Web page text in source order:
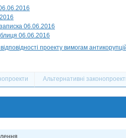
06.06.2016
06.06.2016
проекту вимогам
Альтернативні